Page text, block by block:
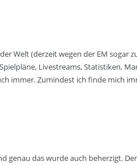
Welt (derzeit wegen der EM sogar
Livestreams, Statistiken,
immer. Zumindest ich finde mich
genau das wurde auch beherzigt.